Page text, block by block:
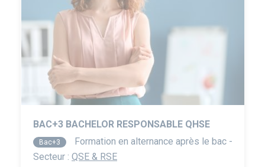
BAC+3 BACHELOR RESPONSABLE QHSE
Bac+3
Formation en alternance après le bac -
Secteur : QSE & RSE